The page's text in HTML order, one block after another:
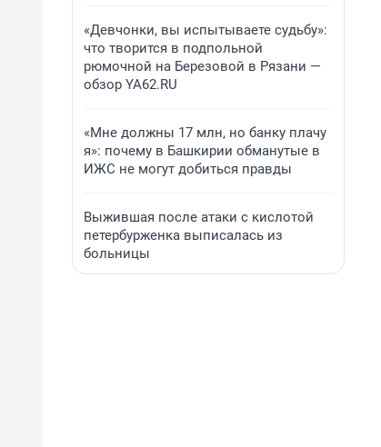
«Девчонки, вы испытываете судьбу»:
что творится в подпольной
рюмочной на Березовой в Рязани —
обзор YA62.RU
«Мне должны 17 млн, но банку плачу
я»: почему в Башкирии обманутые в
ИЖС не могут добиться правды
Выжившая после атаки с кислотой
петербурженка выписалась из
больницы